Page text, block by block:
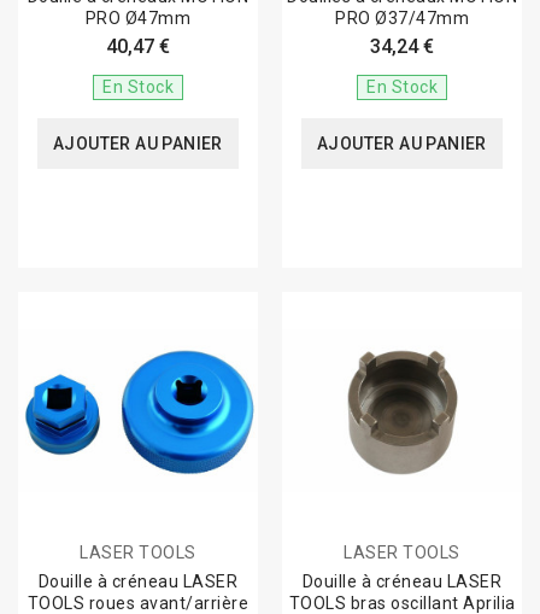
PRO Ø47mm
40,47 €
En Stock
AJOUTER AU PANIER
PRO Ø37/47mm
34,24 €
En Stock
AJOUTER AU PANIER
LASER TOOLS
Douille à créneau LASER
TOOLS roues avant/arrière
LASER TOOLS
Douille à créneau LASER
TOOLS bras oscillant Aprilia